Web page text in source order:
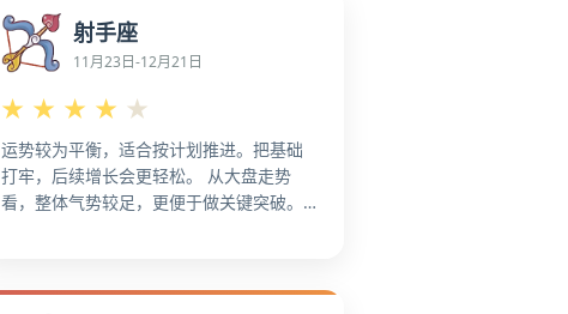
会更高，更容易形成亮点。 从大局看，集
中精力攻坚，能快速见效，更利于抢占先
上，更适配扩大合作，放大优势。
射手座
11月23日-12月21日
★ ★ ★ ★ ★
运势较为平衡，适合按计划推进。把基础
打牢，后续增长会更轻松。 从大盘走势
看，整体气势较足，更便于做关键突破。